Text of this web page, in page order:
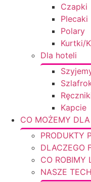
Czapki
Plecaki
Polary
Kurtki/
Dla hoteli
Kapcie
CO MOŻEMY
PRODUKTY
DLACZEGO
CO ROBIMY
NASZE